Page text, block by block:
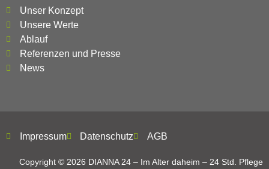
Unser Konzept
Unsere Werte
Ablauf
Referenzen und Presse
News
Impressum Datenschutz AGB
Copyright © 2026 DIANNA 24 – Im Alter daheim – 24 Std. Pflege